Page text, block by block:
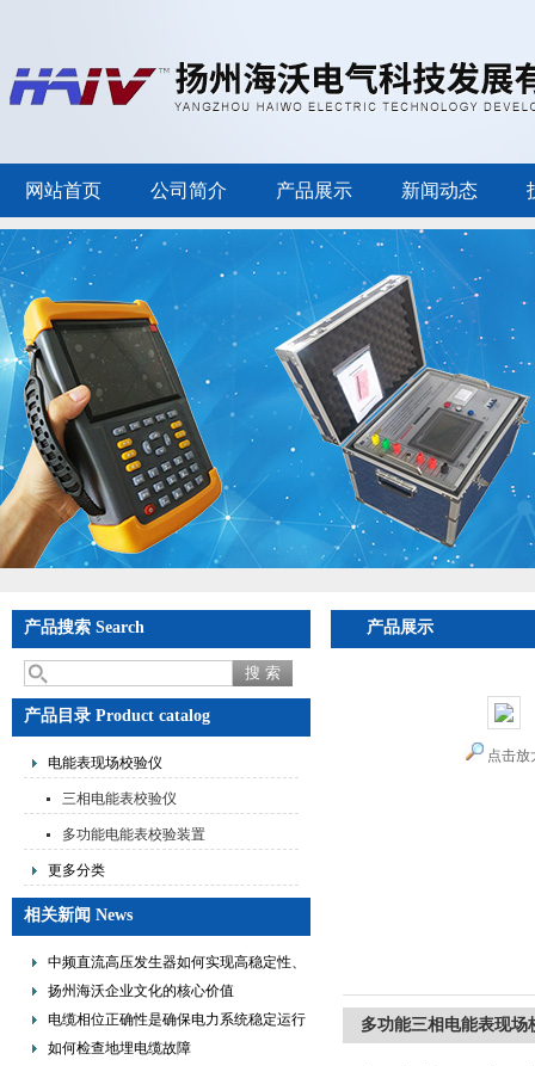
网站首页 公司简介 产品展示 新闻动态
产品搜索 Search
产品目录 Product catalog
电能表现场校验仪
三相电能表校验仪
多功能电能表校验装置
更多分类
相关新闻 News
中频直流高压发生器如何实现高稳定性、
低纹波与便携式设计？
扬州海沃企业文化的核心价值
电缆相位正确性是确保电力系统稳定运行
的重要措施
如何检查地埋电缆故障
产品展示
点击放
多功能三相电能表现场